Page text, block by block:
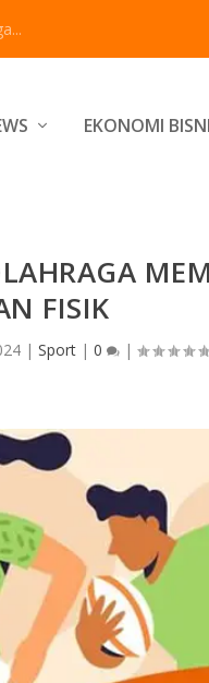
EKONOMI
FISIK
| Sport| 0 |